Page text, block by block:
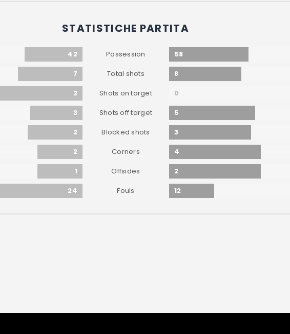
STATISTICHE PARTITA
42 Possession
58
7
Total shots
8
2
Shots on target
0
3
Shots off target
5
2
Blocked shots
3
2
Corners
4
1
Offsides
2
24
Fouls 12